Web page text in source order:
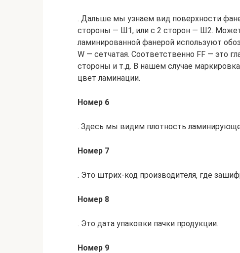
. Дальше мы узнаем вид поверхности
стороны — Ш1, или с 2 сторон — Ш2.
ламинированной фанерой используют
W — сетчатая. Соответственно FF — это
стороны и т.д. В нашем случае
цвет ламинации.
Номер 6
. Здесь мы видим плотность
Номер 7
. Это штрих-код производителя, где
Номер 8
. Это дата упаковки пачки продукции.
Номер 9